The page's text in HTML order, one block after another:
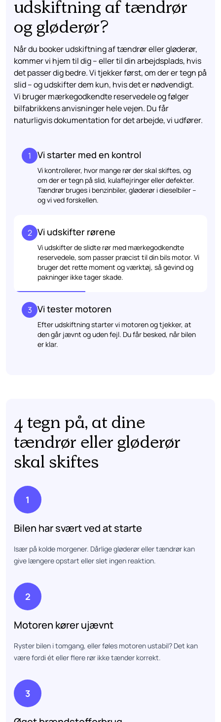
udskiftning af tændrør
og gløderør?
Når du booker udskiftning af tændrør eller gløderør,
kommer vi hjem til dig – eller til din arbejdsplads, hvis
det passer dig bedre. Vi tjekker først, om der er tegn på
slid – og udskifter dem kun, hvis det er nødvendigt.
Vi bruger mærkegodkendte reservedele og følger
bilfabrikkens anvisninger hele vejen. Du får
naturligvis dokumentation for det arbejde, vi udfører.
1 Vi starter med en kontrol
Vi kontrollerer, hvor mange rør der skal skiftes, og
om der er tegn på slid, kulaflejringer eller defekter.
Tændrør bruges i benzinbiler, gløderør i dieselbiler –
og vi ved forskellen.
2 Vi udskifter rørene
Vi udskifter de slidte rør med mærkegodkendte
reservedele, som passer præcist til din bils motor. Vi
bruger det rette moment og værktøj, så gevind og
pakninger ikke tager skade.
3 Vi tester motoren
Efter udskiftning starter vi motoren og tjekker, at
den går jævnt og uden fejl. Du får besked, når bilen
er klar.
4 tegn på, at dine
tændrør eller gløderør
skal skiftes
1
Bilen har svært ved at starte
Især på kolde morgener. Dårlige gløderør eller tændrør kan
give længere opstart eller slet ingen reaktion.
2
Motoren kører ujævnt
Ryster bilen i tomgang, eller føles motoren ustabil? Det kan
være fordi ét eller flere rør ikke tænder korrekt.
3